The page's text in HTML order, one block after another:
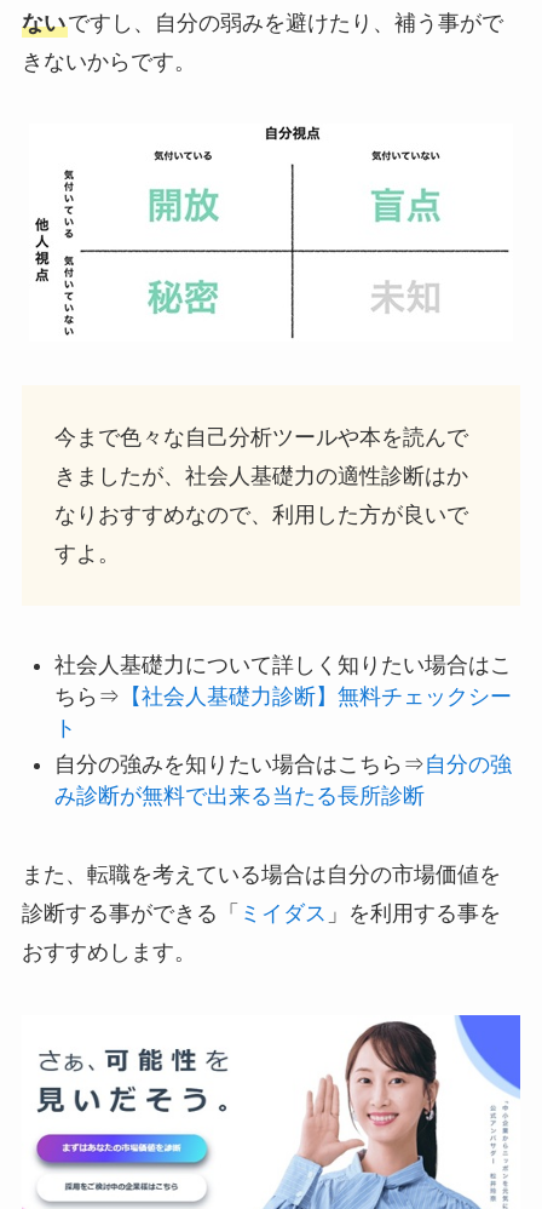
ないですし、自分の弱みを避けたり、補う事がで
きないからです。
今まで色々な自己分析ツールや本を読んで
きましたが、社会人基礎力の適性診断はか
なりおすすめなので、利用した方が良いで
すよ。
社会人基礎力について詳しく知りたい場合はこ
ちら⇒ 【社会人基礎力診断】無料チェックシー
ト
自分の強みを知りたい場合はこちら⇒自分の強
み診断が無料で出来る当たる長所診断
また、転職を考えている場合は自分の市場価値を
診断する事ができる「 ミイダス 」を利用する事を
おすすめします。